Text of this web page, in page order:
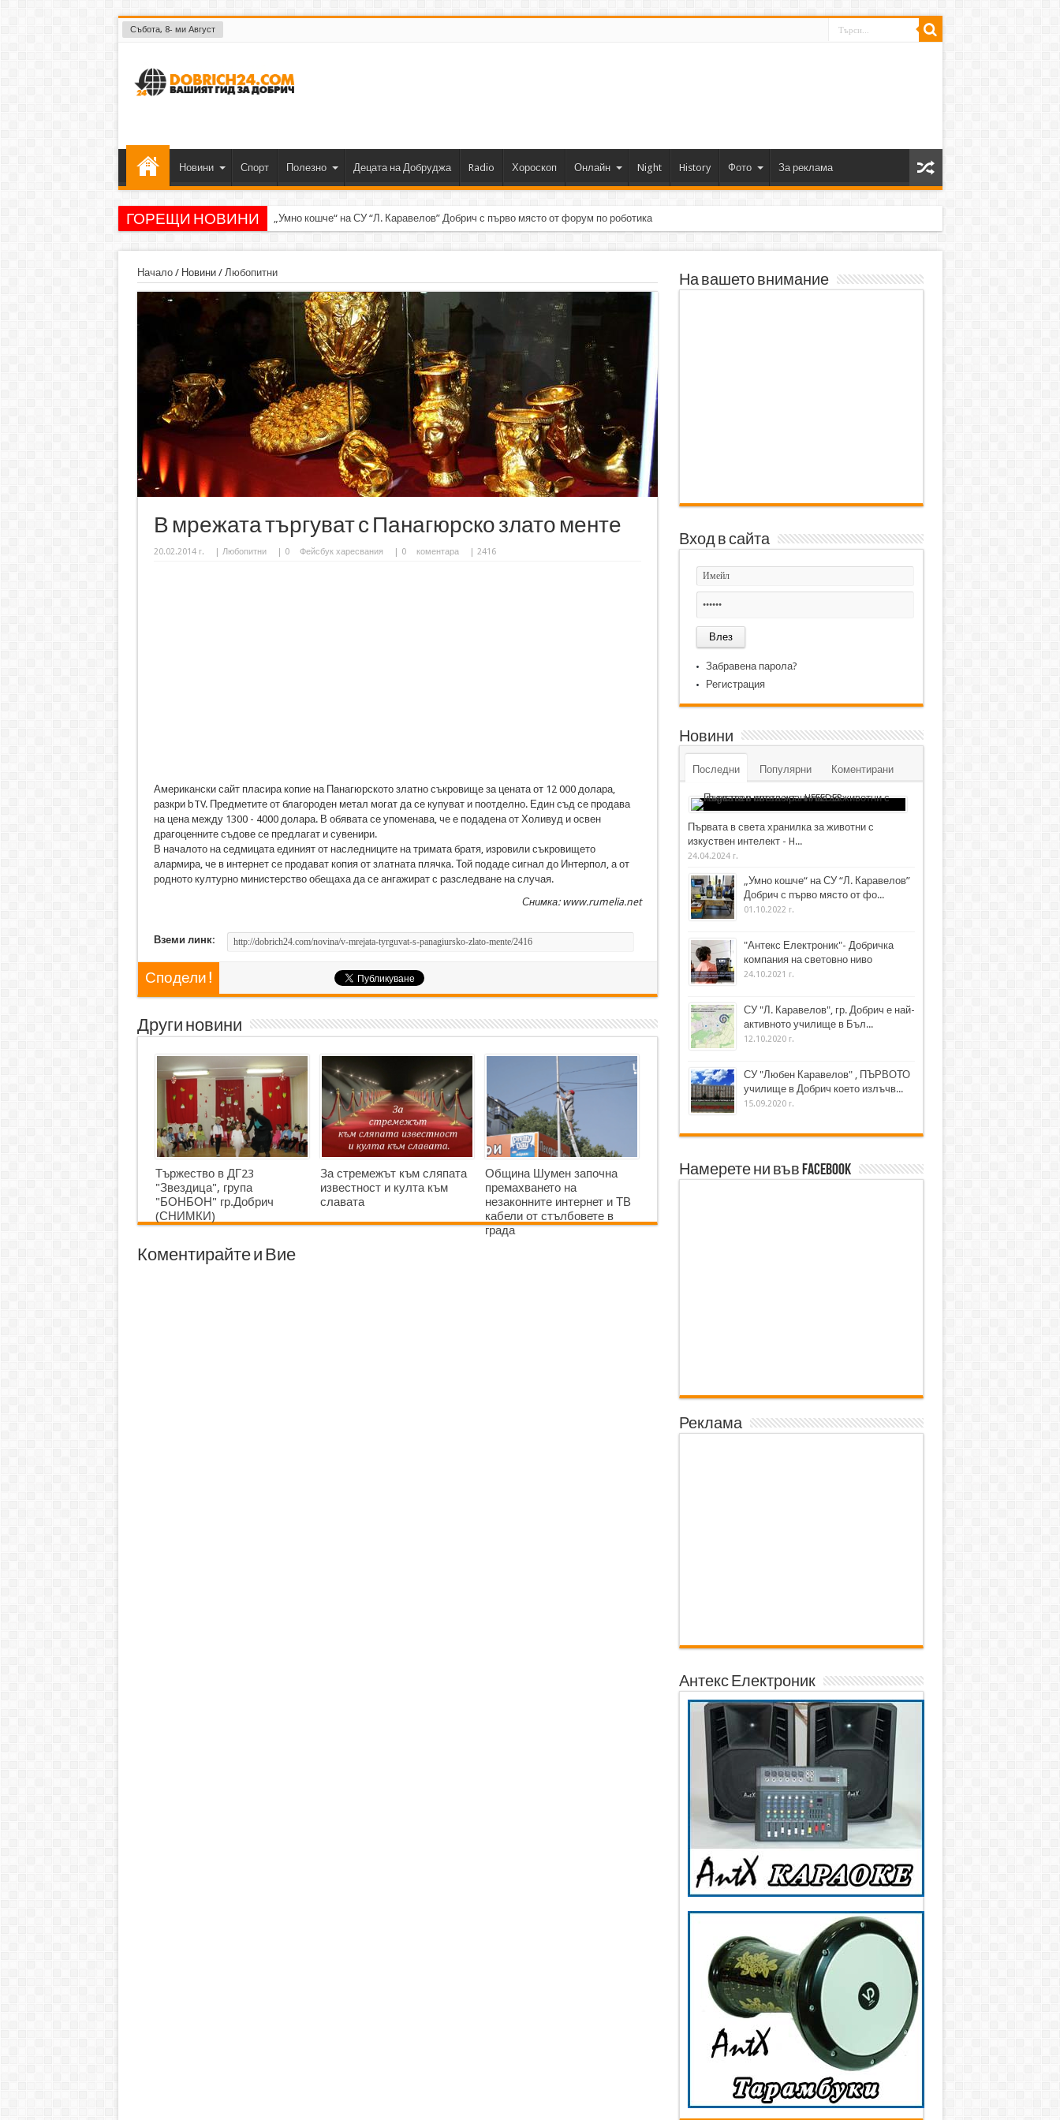
Събота, 8- ми Август
Новини Спорт Полезно Децата на Добруджа Radio Хороскоп Онлайн Night History Фото За реклама
ГОРЕЩИ НОВИНИ „Умно кошче“ на СУ “Л. Каравелов” Добрич с първо място от форум по роботика
Начало/ Новини/ Любопитни
В мрежата търгуват с Панагюрско злато менте
20.02.2014 г. | Любопитни | 0 Фейсбук харесвания | 0 коментара | 2416
Американски сайт пласира копие на Панагюрското златно съкровище за цената от 12 000 долара,
разкри bTV. Предметите от благороден метал могат да се купуват и поотделно. Един съд се продава
на цена между 1300 - 4000 долара. В обявата се упоменава, че е подадена от Холивуд и освен
драгоценните съдове се предлагат и сувенири.
В началото на седмицата единият от наследниците на тримата братя, изровили съкровището
алармира, че в интернет се продават копия от златната плячка. Той подаде сигнал до Интерпол, а от
родното културно министерство обещаха да се ангажират с разследване на случая.
Снимка: www.rumelia.net
Вземи линк:
Сподели !
Други новини
Тържество в ДГ23
"Звездица", група
"БОНБОН" гр.Добрич
(СНИМКИ)
За стремежът към сляпата
известност и култа към
славата
Община Шумен започна
премахването на
незаконните интернет и ТВ
кабели от стълбовете в
града
Коментирайте и Вие
На вашето внимание
Вход в сайта
Забравена парола?
Регистрация
Новини
Последни Популярни Коментирани
Първата в света хранилка за животни с
изкуствен интелект - H...
24.04.2024 г.
„Умно кошче“ на СУ “Л. Каравелов”
Добрич с първо място от фо...
01.10.2022 г.
"Антекс Електроник"- Добричка
компания на световно ниво
24.10.2021 г.
СУ "Л. Каравелов", гр. Добрич е най-
активното училище в Бъл...
12.10.2020 г.
СУ "Любен Каравелов" , ПЪРВОТО
училище в Добрич което излъчв...
15.09.2020 г.
Намерете ни във Facebook
Реклама
Антекс Електроник